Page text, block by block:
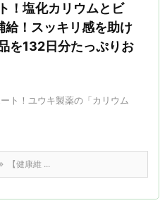
！塩化カリウムとビ
給！スッキリ感を助け
を132日分たっぷりお
ト！ユウキ製薬の「カリウム
【健康維 ...